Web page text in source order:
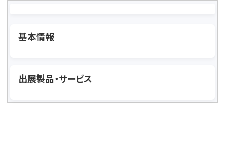
基本情報
出展製品・サービス